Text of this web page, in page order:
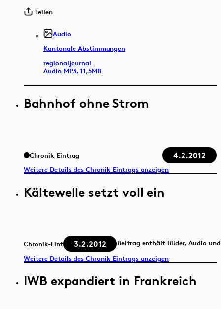
Teilen
Audio
Kantonale Abstimmungen
regionaljournal
Audio MP3, 11,5MB
Bahnhof ohne Strom
Chronik-Eintrag 4.2.2012
Weitere Details des Chronik-Eintrags anzeigen
Kältewelle setzt voll ein
Chronik-Eintrag 3.2.2012
Beitrag enthält Bilder, Audio
Weitere Details des Chronik-Eintrags anzeigen
IWB expandiert in Frankreich